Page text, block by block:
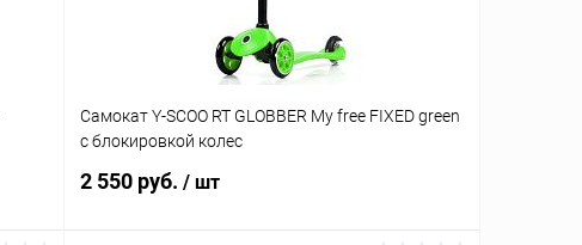
Самокат Y-SCOO RT GLOBBER My free FIXED green
с блокировкой колес
2 550 руб. / шт